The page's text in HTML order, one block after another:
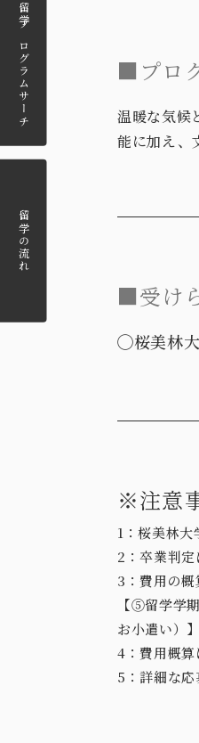
留学プログラム
サーチ
留学の流れ
■プロ
温暖な気候
能に加え、
■受け
◯桜美林大
※注意
1：桜美林大
2：卒業判定
3：費用の
【⑤留学学
お小遣い）】
4：費用概算
5：詳細な